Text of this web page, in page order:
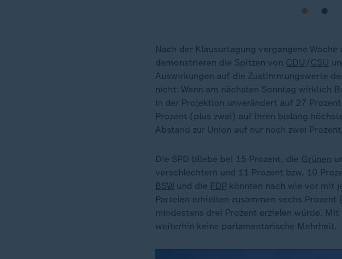
Nach der Klausurtagung vergangene
demonstrieren die Spitzen von CDU /CSU
Auswirkungen auf die Zustimmungswerte
nicht: Wenn am nächsten Sonntag wirklich
in der Projektion unverändert auf 27
Prozent (plus zwei) auf ihren bislang
Abstand zur Union auf nur noch zwei
Die SPD bliebe bei 15 Prozent, die Grünen
verschlechtern und 11 Prozent bzw. 10
BSW und die FDP könnten nach wie vor mit
Parteien erhielten zusammen sechs
mindestens drei Prozent erzielen würde.
weiterhin keine parlamentarische Mehrheit.